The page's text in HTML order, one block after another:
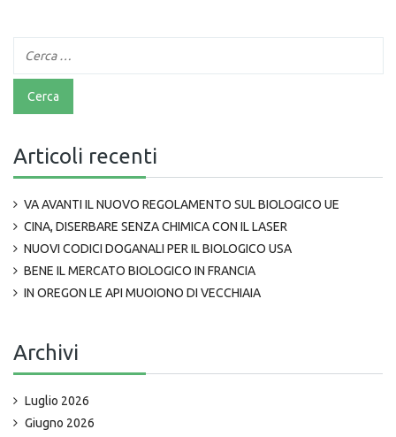
Articoli recenti
VA AVANTI IL NUOVO REGOLAMENTO SUL BIOLOGICO UE
CINA, DISERBARE SENZA CHIMICA CON IL LASER
NUOVI CODICI DOGANALI PER IL BIOLOGICO USA
BENE IL MERCATO BIOLOGICO IN FRANCIA
IN OREGON LE API MUOIONO DI VECCHIAIA
Archivi
Luglio 2026
Giugno 2026